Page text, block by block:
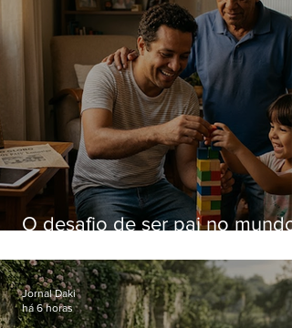
O desafio de ser pai no mundo
Jornal Daki
há 6 horas